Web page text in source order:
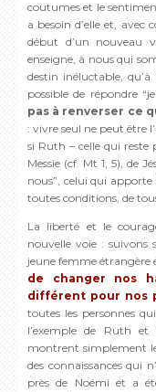
coutumes et le
a besoin d’elle et, avec
début d’un nouveau
enseigne, à nous qui
destin inéluctable, qu’à
possible de répondre
pas à renverser ce
: vivre seul ne peut être
si Ruth – celle qui reste
Messie (cf. Mt 1, 5), de
nous”, celui qui
toutes conditions, de
La liberté et le
nouvelle voie : suivons
jeune femme étrangère
de changer nos
différent pour nos
toutes les personnes
l’exemple de Ruth et
montrent simplement
des connaissances qui
près de Noémi et a